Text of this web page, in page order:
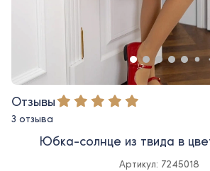
Отзывы
3 отзыва
Юбка-солнце из твида в
Артикул: 7245018